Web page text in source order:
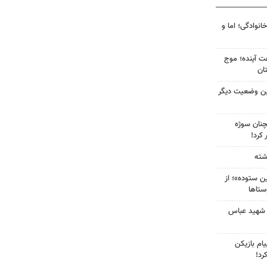
اما و
کشور در ۷۲ ساعت آینده؛ موج
وضعیت دیگر
سوژه
کرد!
ستوده»؛ از
شهید عباس
بازیکن